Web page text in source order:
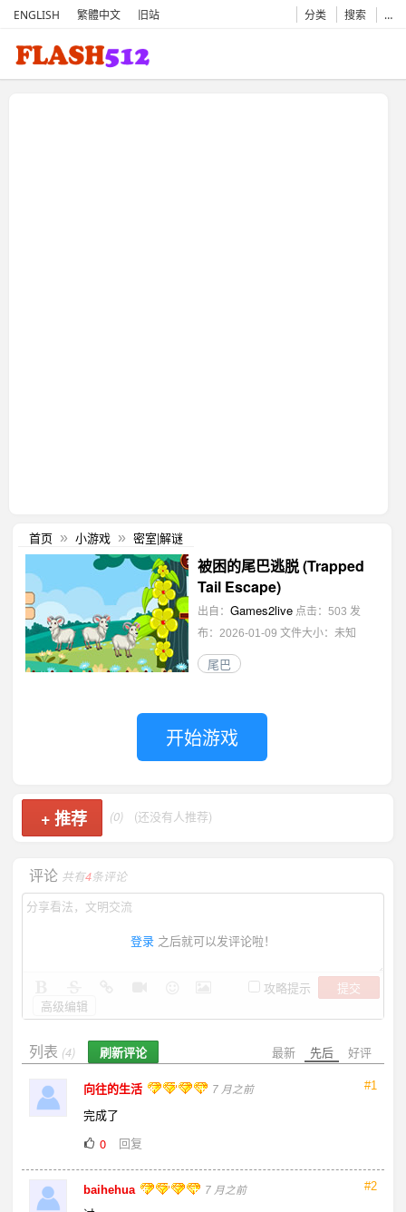
ENGLISH 繁體中文 旧站 分类 搜索 …
首页 » 小游戏 » 密室|解谜
被困的尾巴逃脱 (Trapped
Tail Escape)
出自： Games2live 点击：503 发
布：2026-01-09 文件大小：未知
尾巴
开始游戏
+推荐 (0) (还没有人推荐)
评论 共有4条评论
登录 之后就可以发评论啦！
攻略提示
提交
高级编辑
最新 先后 好评
列表 (4) 刷新评论
#1
向往的生活 7 月之前
完成了
0
回复
#2
baihehua 7 月之前